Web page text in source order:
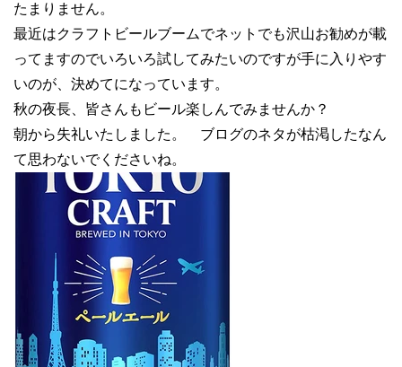
たまりません。
最近はクラフトビールブームでネットでも沢山お勧めが載
ってますのでいろいろ試してみたいのですが手に入りやす
いのが、決めてになっています。
秋の夜長、皆さんもビール楽しんでみませんか？
朝から失礼いたしました。 ブログのネタが枯渇したなん
て思わないでくださいね。